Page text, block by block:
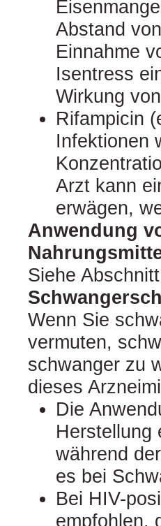
Abstand
Einnahme
Isentress
Wirkung
Rifampicin
Infektionen
Arzt kann
erwägen,
Anwendung
Siehe
Wenn Sie
vermuten,
schwanger zu
dieses
Die
Herstellung
während
es bei
Bei HIV-
empfohlen,